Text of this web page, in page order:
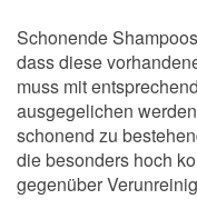
Schonende
dass diese
muss mit
ausgegelichen
schonend zu
die besonders hoch
gegenüber